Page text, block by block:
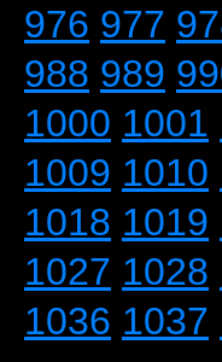
976 977
988 989
1000 1001
1009 1010
1018 1019
1027 1028
1036 1037